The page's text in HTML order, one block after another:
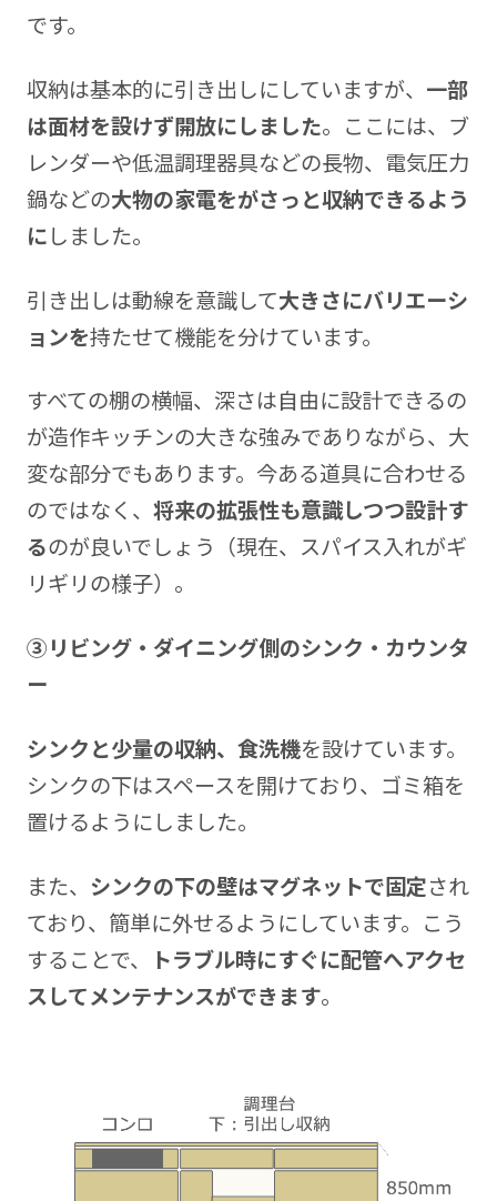
です。
収納は基本的に引き出しにしていますが、 一部
は面材を設けず開放にしました。ここには、ブ
レンダーや低温調理器具などの長物、電気圧力
鍋などの大物の家電をがさっと収納できるよう
にしました。
引き出しは動線を意識して大きさにバリエーシ
ョンを持たせて機能を分けています。
すべての棚の横幅、深さは自由に設計できるの
が造作キッチンの大きな強みでありながら、大
変な部分でもあります。今ある道具に合わせる
のではなく、 将来の拡張性も意識しつつ設計す
るのが良いでしょう（現在、スパイス入れがギ
リギリの様子）。
③リビング・ダイニング側のシンク・カウンタ
ー
シンクと少量の収納、食洗機を設けています。
シンクの下はスペースを開けており、ゴミ箱を
置けるようにしました。
また、 シンクの下の壁はマグネットで固定され
ており、簡単に外せるようにしています。こう
することで、
トラブル時にすぐに配管へアクセ
スしてメンテナンスができます。